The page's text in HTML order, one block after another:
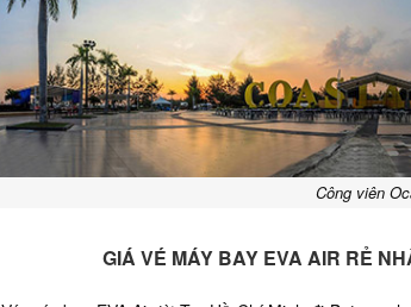
Công viên
GIÁ VÉ MÁY BAY EVA AIR RẺ